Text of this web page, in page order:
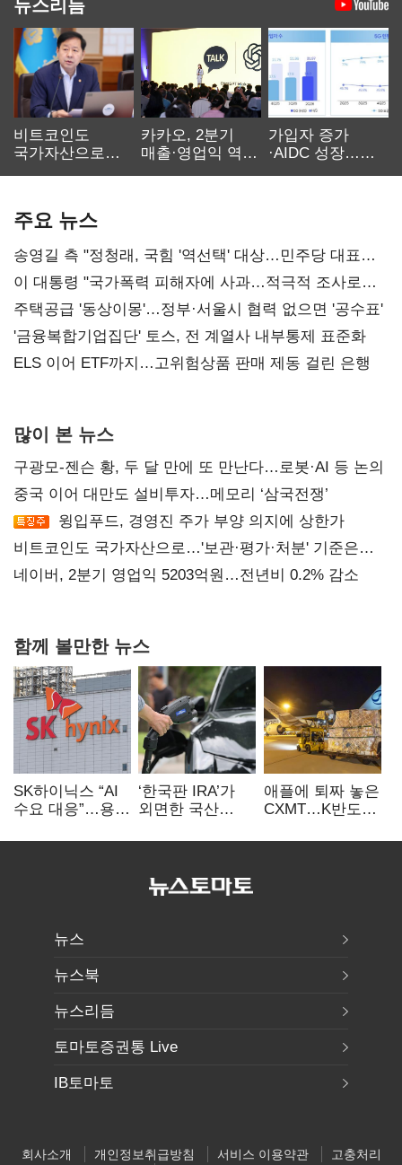
비트코인도
국가자산으로…'
카카오, 2분기
매출·영업익 역대
가입자 증가
·AIDC 성장…
주요 뉴스
송영길 측 "정청래, 국힘 '역선택' 대상…민주당 대표로
총선 지휘 못해"
이 대통령 "국가폭력 피해자에 사과…적극적 조사로
진실 밝혀야"
주택공급 '동상이몽'…정부·서울시 협력 없으면 '공수표'
'금융복합기업집단' 토스, 전 계열사 내부통제 표준화
ELS 이어 ETF까지…고위험상품 판매 제동 걸린 은행
많이 본 뉴스
구광모-젠슨 황, 두 달 만에 또 만난다…로봇·AI 등 논의
중국 이어 대만도 설비투자…메모리 ‘삼국전쟁’
윙입푸드, 경영진 주가 부양 의지에 상한가
비트코인도 국가자산으로…'보관·평가·처분' 기준은
숙제
네이버, 2분기 영업익 5203억원…전년비 0.2% 감소
함께 볼만한 뉴스
SK하이닉스 “AI
수요 대응”…용인
투자
‘한국판 IRA’가
외면한 국산
실효성에 ‘의문’
애플에 퇴짜 놓은
CXMT…K반도체
뉴스
뉴스북
뉴스리듬
토마토증권통 Live
IB토마토
회사소개 개인정보취급방침 서비스 이용약관
고충처리